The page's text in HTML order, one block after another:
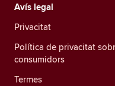
Avís legal
Privacitat
Política de privacitat
consumidors
Termes